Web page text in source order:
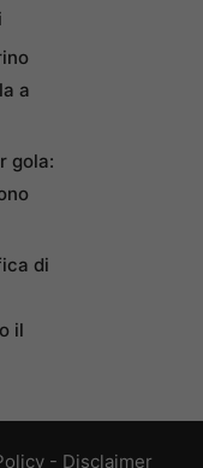
a
gola:
di
il
- Disclaimer